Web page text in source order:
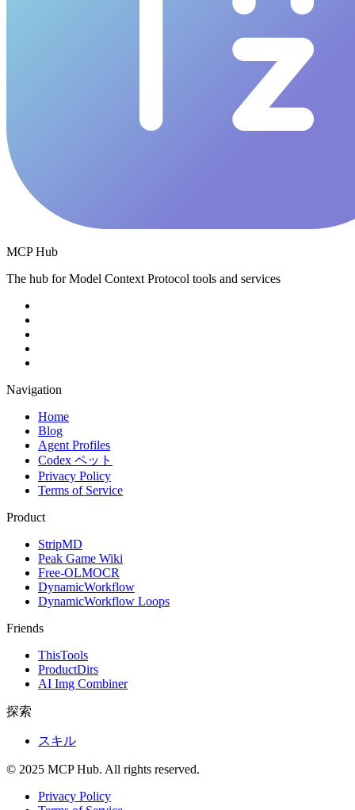
MCP Hub
The hub for Model Context Protocol tools and services
Navigation
Home
Blog
Agent Profiles
Codex ペット
Privacy Policy
Terms of Service
Product
StripMD
Peak Game Wiki
Free-OLMOCR
DynamicWorkflow
DynamicWorkflow Loops
Friends
ThisTools
ProductDirs
AI Img Combiner
探索
スキル
© 2025 MCP Hub. All rights reserved.
Privacy Policy